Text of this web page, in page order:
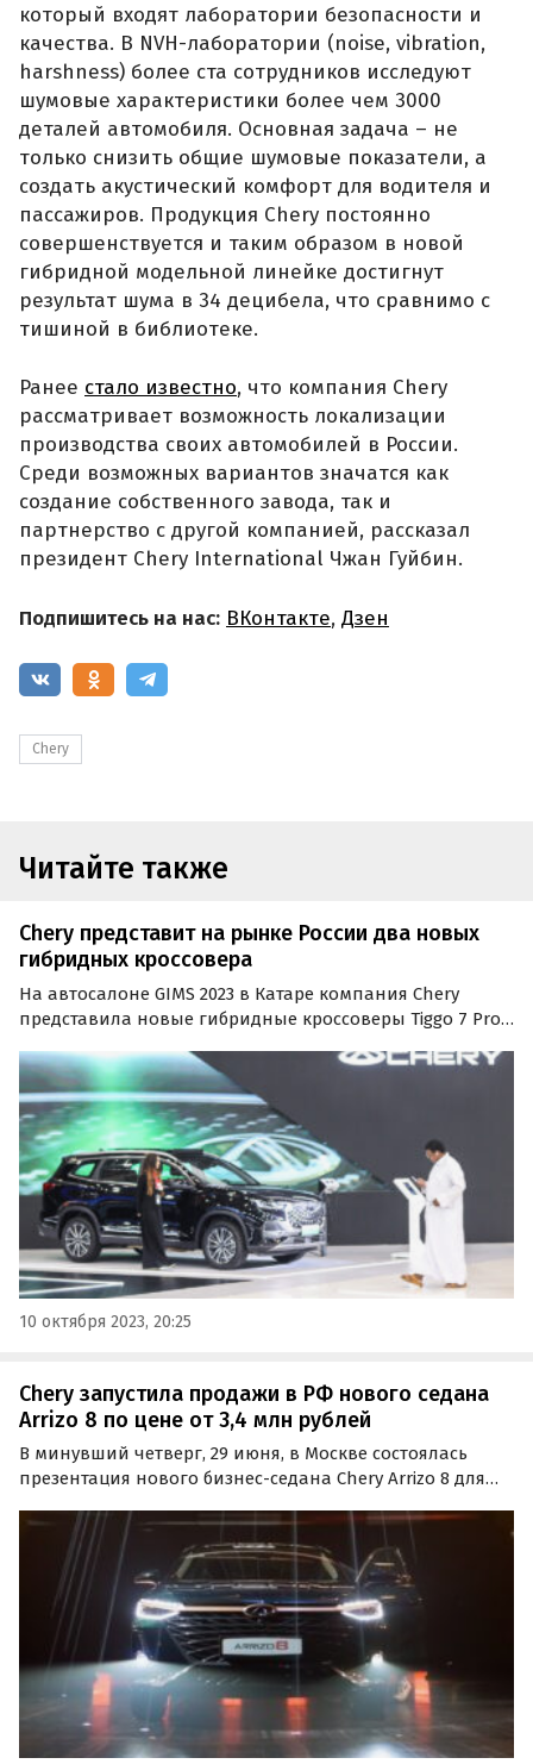
который входят лаборатории безопасности и
качества. В NVH-лаборатории (noise, vibration,
harshness) более ста сотрудников исследуют
шумовые характеристики более чем 3000
деталей автомобиля. Основная задача – не
только снизить общие шумовые показатели, а
создать акустический комфорт для водителя и
пассажиров. Продукция Chery постоянно
совершенствуется и таким образом в новой
гибридной модельной линейке достигнут
результат шума в 34 децибела, что сравнимо с
тишиной в библиотеке.
Ранее стало известно, что компания Chery
рассматривает возможность локализации
производства своих автомобилей в России.
Среди возможных вариантов значатся как
создание собственного завода, так и
партнерство с другой компанией, рассказал
президент Chery International Чжан Гуйбин.
Подпишитесь на нас: ВКонтакте, Дзен
Chery
Читайте также
Chery представит на рынке России два новых
гибридных кроссовера
На автосалоне GIMS 2023 в Катаре компания Chery
представила новые гибридные кроссоверы Tiggo 7 Pro
пресс-релизу производителя, эти автомобили будут
доступны на российском рынке до конца этого года.
10 октября 2023, 20:25
Chery запустила продажи в РФ нового седана
Arrizo 8 по цене от 3,4 млн рублей
В минувший четверг, 29 июня, в Москве состоялась
презентация нового бизнес-седана Chery Arrizo 8 для
комплектациях Prestige и Ultimate, а также специальной
лимитированной версии Ultimate SE по цене от 3 399…